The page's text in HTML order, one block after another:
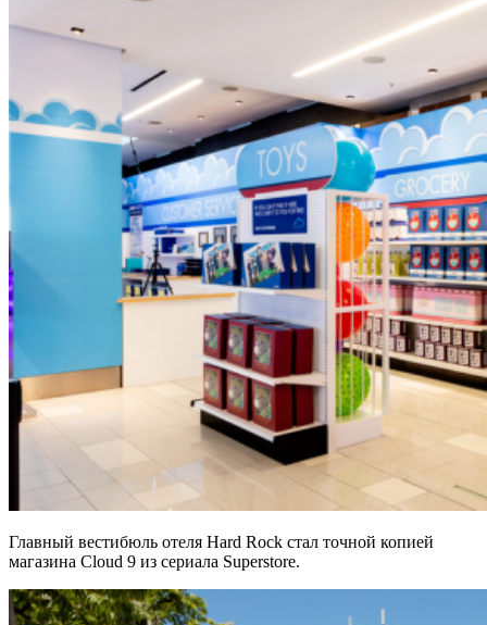
Главный вестибюль отеля Hard Rock стал точной копией
магазина Cloud 9 из сериала Superstore.